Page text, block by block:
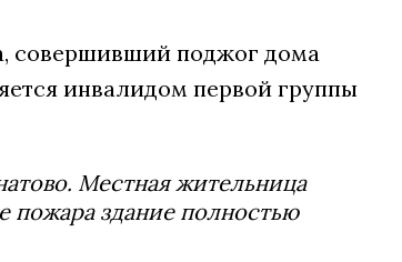
совершивший поджог дома
инвалидом первой группы
Местная жительница
пожара здание полностью